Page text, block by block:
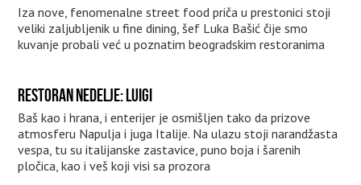
Iza nove, fenomenalne street food priča u prestonici stoji
veliki zaljubljenik u fine dining, šef Luka Bašić čije smo
kuvanje probali već u poznatim beogradskim restoranima
RESTORAN NEDELJE: LUIGI
Baš kao i hrana, i enterijer je osmišljen tako da prizove
atmosferu Napulja i juga Italije. Na ulazu stoji narandžasta
vespa, tu su italijanske zastavice, puno boja i šarenih
pločica, kao i veš koji visi sa prozora